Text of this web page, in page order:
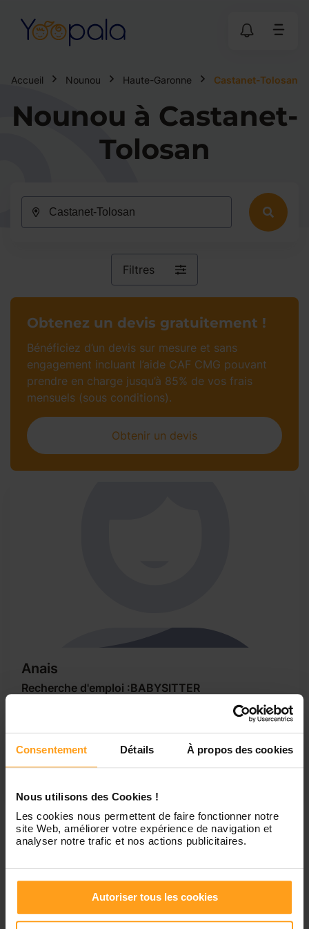
Consentement Détails À propos des cookies
Nous utilisons des Cookies !
Les cookies nous permettent de faire fonctionner notre
site Web, améliorer votre expérience de navigation et
analyser notre trafic et nos actions publicitaires.
Autoriser tous les cookies
Accueil Nounou Haute-Garonne Castanet-Tolosan
Nounou à Castanet-
Tolosan
Filtres
Anais
Recherche d'emploi :BABYSITTER
Je suis âgée de 22 et actuellement, salariée à la mairie de
d'éducatrice de jeunes enfants. J'habite au Vernet et je
suis véhiculée. J'ai obtenu mon BAFA en 2016. Je possède
aussi le SB (Surveillant baignade) ainsi que le PSE1
Obtenez un devis gratuitement !
Bénéficiez d’un devis sur mesure et sans
engagement incluant l’aide CAF CMG pouvant
prendre en charge jusqu’à 85% de vos frais
mensuels (sous conditions).
Obtenir un devis
1
Petites annonces de